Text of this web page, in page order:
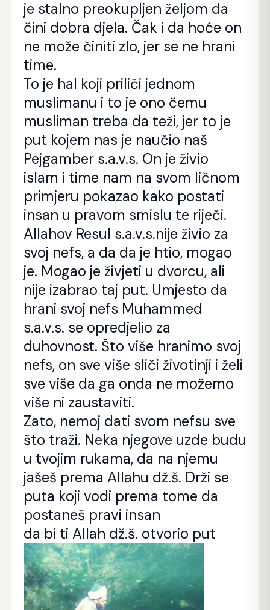
je stalno preokupljen željom da
čini dobra djela. Čak i da hoće on
ne može činiti zlo, jer se ne hrani
time.
To je hal koji priliči jednom
muslimanu i to je ono čemu
musliman treba da teži, jer to je
put kojem nas je naučio naš
Pejgamber s.a.v.s. On je živio
islam i time nam na svom ličnom
primjeru pokazao kako postati
insan u pravom smislu te riječi.
Allahov Resul s.a.v.s.nije živio za
svoj nefs, a da da je htio, mogao
je. Mogao je živjeti u dvorcu, ali
nije izabrao taj put. Umjesto da
hrani svoj nefs Muhammed
s.a.v.s. se opredjelio za
duhovnost. Što više hranimo svoj
nefs, on sve više sliči životinji i želi
sve više da ga onda ne možemo
više ni zaustaviti.
Zato, nemoj dati svom nefsu sve
što traži. Neka njegove uzde budu
u tvojim rukama, da na njemu
jašeš prema Allahu dž.š. Drži se
puta koji vodi prema tome da
postaneš pravi insan
da bi ti Allah dž.š. otvorio put